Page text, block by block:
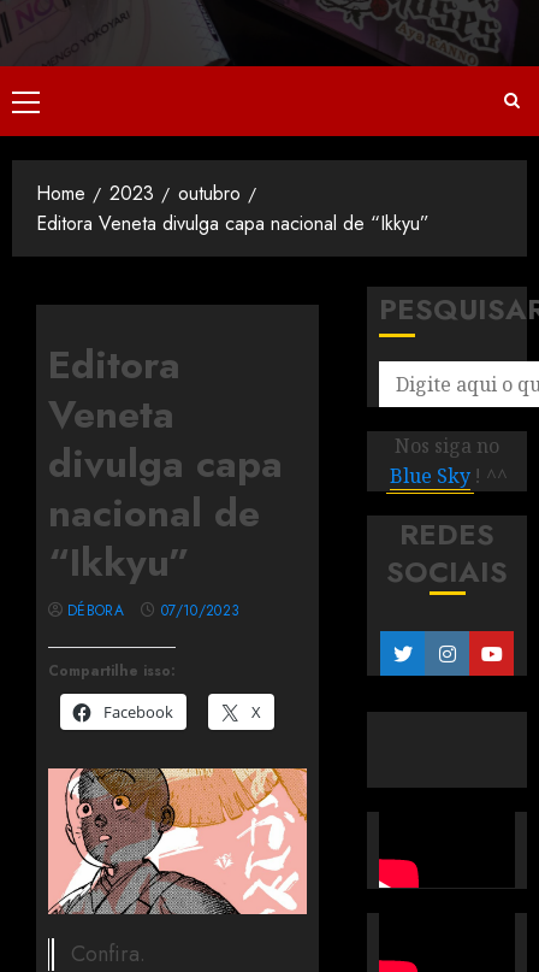
Home 2023
outubro
Editora Veneta divulga capa nacional de “Ikkyu”
Editora
Veneta
divulga capa
nacional de
“Ikkyu”
Compartilhe isso:
Facebook
X
DÉBORA 07/10/2023
Confira.
Nos siga no
Blue Sky ! ^^
REDES
SOCIAIS